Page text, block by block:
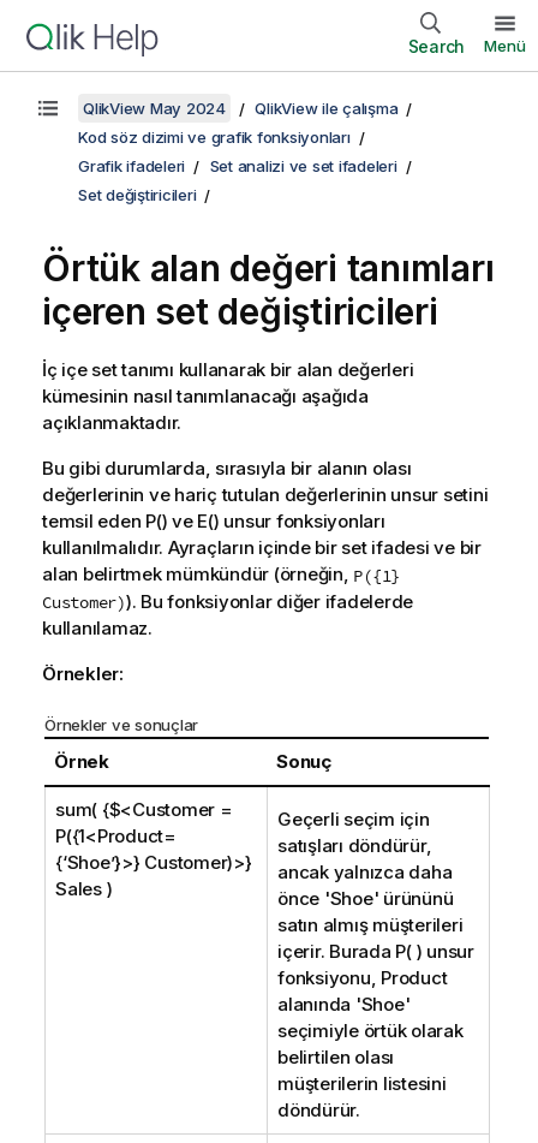
Search Menü
QlikView May 2024
QlikView ile çalışma
Kod söz dizimi ve grafik fonksiyonları
Grafik ifadeleri
Set analizi ve set ifadeleri
Set değiştiricileri
Örtük alan değeri tanımları
içeren set değiştiricileri
İç içe set tanımı kullanarak bir alan değerleri
kümesinin nasıl tanımlanacağı aşağıda
açıklanmaktadır.
Bu gibi durumlarda, sırasıyla bir alanın olası
değerlerinin ve hariç tutulan değerlerinin unsur setini
temsil eden P() ve E() unsur fonksiyonları
kullanılmalıdır. Ayraçların içinde bir set ifadesi ve bir
alan belirtmek mümkündür (örneğin, P({1}
Customer)). Bu fonksiyonlar diğer ifadelerde
kullanılamaz.
Örnekler:
Örnekler ve sonuçlar
Örnek Sonuç
sum( {$<Customer =
P({1<Product=
{‘Shoe’}>} Customer)>}
Sales )
Geçerli seçim için
satışları döndürür,
ancak yalnızca daha
önce 'Shoe' ürününü
satın almış müşterileri
içerir. Burada P( ) unsur
fonksiyonu, Product
alanında 'Shoe'
seçimiyle örtük olarak
belirtilen olası
müşterilerin listesini
döndürür.